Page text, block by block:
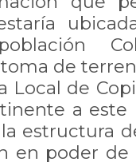
de
Local de
a
estructura
en poder